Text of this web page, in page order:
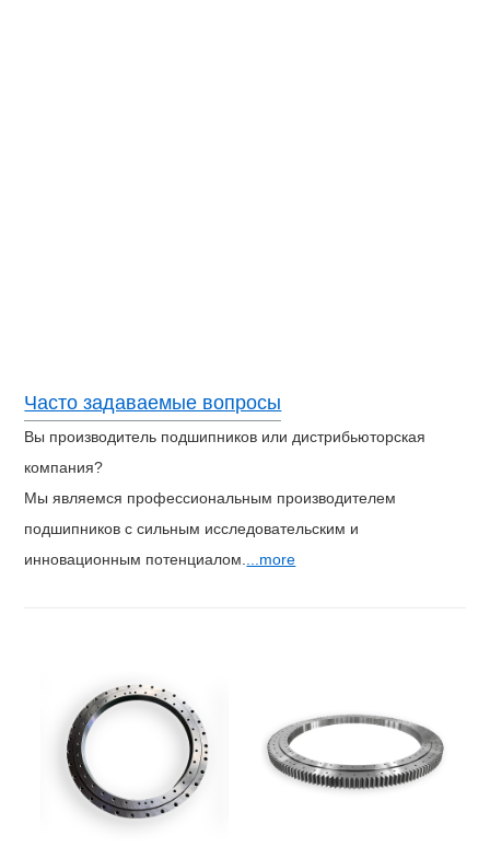
Часто задаваемые вопросы
Вы производитель подшипников или дистрибьюторская
компания?
Мы являемся профессиональным производителем
подшипников с сильным исследовательским и
инновационным потенциалом....more